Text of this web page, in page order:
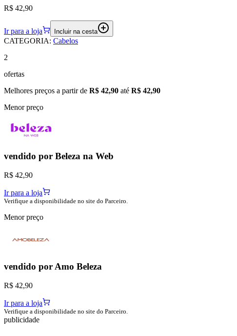
R$ 42,90
Ir para a loja Incluir na cesta
CATEGORIA: Cabelos
2
ofertas
Melhores preços a partir de R$ 42,90 até R$ 42,90
Menor preço
vendido por Beleza na Web
R$ 42,90
Ir para a loja
Verifique a disponibilidade no site do Parceiro.
Menor preço
vendido por Amo Beleza
R$ 42,90
Ir para a loja
Verifique a disponibilidade no site do Parceiro.
publicidade